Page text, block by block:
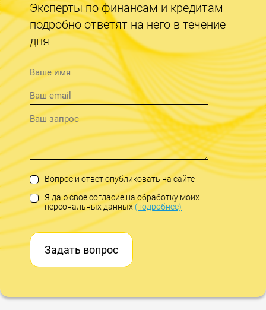
Эксперты по финансам и кредитам
подробно ответят на него в течение
дня
Вопрос и ответ опубликовать на сайте
Я даю свое согласие на обработку моих
персональных данных(подробнее)
Задать вопрос